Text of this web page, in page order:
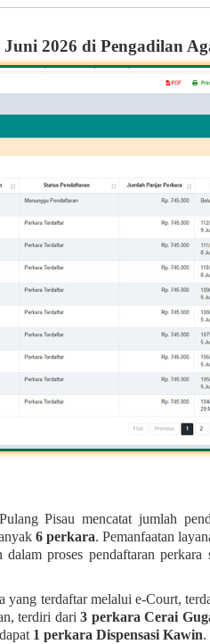
2026 di Pengadilan
Pisau mencatat jumlah
6 perkara. Pemanfaatan
proses pendaftaran perkara
yang terdaftar melalui e-Court,
terdiri dari3 perkara Cerai
1 perkara Dispensasi Kawin.